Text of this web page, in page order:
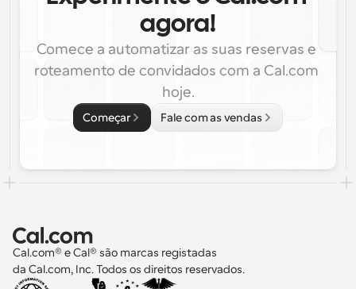
agora!
Comece a automatizar as suas reservas e
roteamento de convidados com a Cal.com
hoje.
Começar Fale com as vendas
Cal.com® e Cal® são marcas registadas
da Cal.com, Inc. Todos os direitos reservados.